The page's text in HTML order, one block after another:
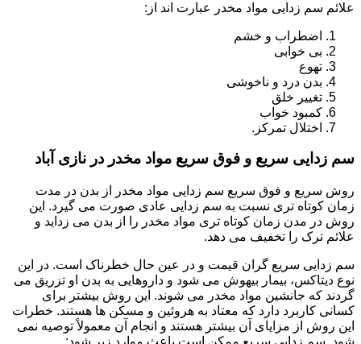
علائم سم زدایی مواد مخدر عبارت اند از:
اضطراب و خشم
بی خوابی
تهوع
بدن درد و ناخوشی
تغییر خلق
کمبود خواب
اختلال تمرکز.
سم زدایی سریع و فوق سریع مواد مخدر در نازی آباد
روش سریع و فوق سریع سم زدایی مواد مخدر از بدن در مدت
زمان کوتاه تری نسبت به سم زدایی عادی صورت می گیرد. این
روش در مدن زمان کوتاه تری مواد مخدر را از بدن می زداید و
علائم ترک را تخفیف می دهد.
سم زدایی سریع گران قیمت و در عین حال خطرناک است. در این
نوع دیتاکس، بیمار بیهوش می شود و داروهایی به بدن او تزریق می
گردند که جانشین مواد مخدر می شوند. این روش بیشتر برای
کسانی کاربرد دارد که معتاد به هروئین و مسکن ها هستند. خطرات
این روش از مزایای آن بیشتر هستند و انجام آن معمولاً توصیه نمی
شود. سم زدایی سریع ممکن است باعث موارد زیر شود: